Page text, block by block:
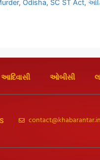
, Odisha, SC ST Act,
આદિવાસી ઓબીસી
contact@khabarantar.in